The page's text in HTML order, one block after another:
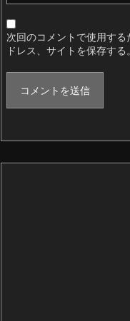
次回のコメントで使用す
ドレス、サイトを保存する。